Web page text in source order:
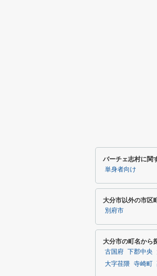
バーチェ志村に関
単身者向け
大分市以外の市区
別府市
大分市の町名から
古国府 下郡中央
大字荏隈 寺崎町